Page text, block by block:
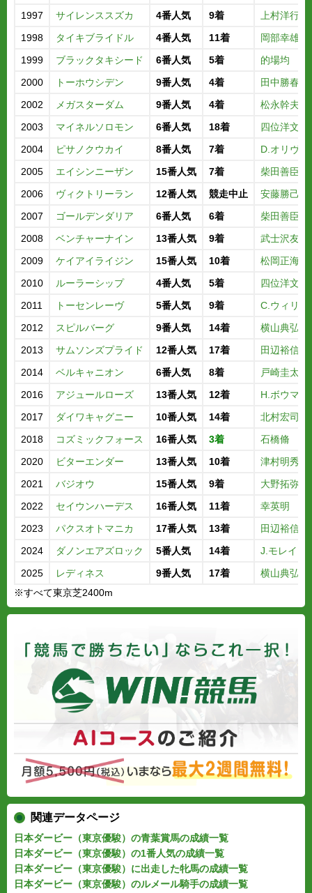
1997 サイレンススズカ 4番人気 9着
上村洋行
1998
タイキブライドル 4番人気 11着
岡部幸雄
1999
ブラックタキシード 6番人気 5着
的場均
2000
トーホウシデン 9番人気 4着
田中勝春
2002
メガスターダム 9番人気 4着
松永幹夫
2003
マイネルソロモン 6番人気 18着
四位洋文
2004
ピサノクウカイ 8番人気 7着
D.オリヴァ
2005
エイシンニーザン 15番人気 7着
柴田善臣
2006
ヴィクトリーラン 12番人気 競走中止
安藤勝己
2007
ゴールデンダリア 6番人気 6着
柴田善臣
2008
ベンチャーナイン 13番人気 9着
武士沢友治
2009
ケイアイライジン 15番人気 10着
松岡正海
2010
ルーラーシップ 4番人気 5着
四位洋文
2011
トーセンレーヴ 5番人気 9着
C.ウィリア
2012
スピルバーグ 9番人気 14着
横山典弘
2013
サムソンズプライド 12番人気 17着
田辺裕信
2014
ベルキャニオン 6番人気 8着
戸崎圭太
2016
アジュールローズ 13番人気 12着
H.ボウマン
2017
ダイワキャグニー 10番人気 14着
北村宏司
2018
コズミックフォース 16番人気 3着
石橋脩
2020
ビターエンダー 13番人気 10着
津村明秀
2021
バジオウ 15番人気 9着
大野拓弥
2022
セイウンハーデス 16番人気 11着
幸英明
2023
パクスオトマニカ 17番人気 13着
田辺裕信
2024
ダノンエアズロック 5番人気 14着
J.モレイラ
2025
レディネス 9番人気 17着
横山典弘
※すべて東京芝2400m
関連データページ
日本ダービー（東京優駿）の青葉賞馬の成績一覧
日本ダービー（東京優駿）の1番人気の成績一覧
日本ダービー（東京優駿）に出走した牝馬の成績一覧
日本ダービー（東京優駿）のルメール騎手の成績一覧